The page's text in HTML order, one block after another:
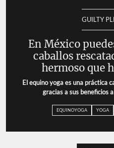
GUILTY
En México
caballos
hermoso que
El equino yoga es una práctica
gracias a sus beneficios
EQUINOYOGA YOGA